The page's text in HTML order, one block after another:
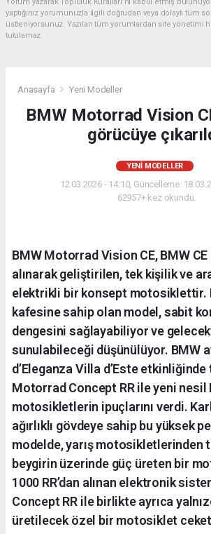
Yorum yazarak Topluluk Kuralları’nı kabul etmiş
yaptığınız yorumunuzla ilgili doğrudan veya dolaylı tüm
üstleniyorsunuz. Yazılan tüm yorumlardan site yönetimi
tutulamaz.
Anasayfa Yeni Modeller
BMW Motorrad Vision
görücüye
YENI MODELLER
12.03.2026 - 14:10, Güncelleme:
62957+ kez okundu.
BMW Motorrad Vision CE, BMW CE
alınarak geliştirilen, tek kişilik ve
elektrikli bir konsept motosiklettir.
kafesine sahip olan model, sabit
dengesini sağlayabiliyor ve
sunulabileceği düşünülüyor. BMW
d’Eleganza Villa d’Este etkinliğinde
Motorrad Concept RR ile yeni nesil
motosikletlerin ipuçlarını verdi.
ağırlıklı gövdeye sahip bu yüksek
modelde, yarış motosikletlerinden
beygirin üzerinde güç üreten bir
1000 RR’dan alınan elektronik
Concept RR ile birlikte ayrıca
üretilecek özel bir motosiklet ceketi